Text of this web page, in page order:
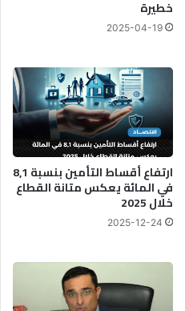
خطيرة
2025-04-19
ارتفاع أقساط التأمين بنسبة 8,1
في المائة يعكس متانة القطاع
خلال 2025
2025-12-24